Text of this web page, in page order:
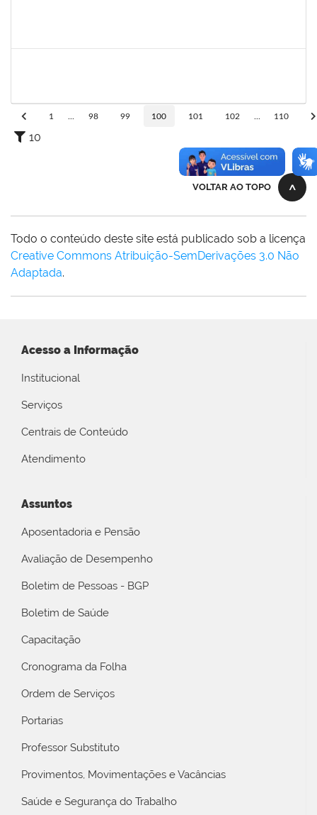
1 98 99 100 101 102 110
10
VOLTAR AO TOPO
Todo o conteúdo deste site está publicado sob a licença
Creative Commons Atribuição-SemDerivações 3.0 Não
Adaptada.
Acesso a Informação
Institucional
Serviços
Centrais de Conteúdo
Atendimento
Assuntos
Aposentadoria e Pensão
Avaliação de Desempenho
Boletim de Pessoas - BGP
Boletim de Saúde
Capacitação
Cronograma da Folha
Ordem de Serviços
Portarias
Professor Substituto
Provimentos, Movimentações e Vacâncias
Saúde e Segurança do Trabalho